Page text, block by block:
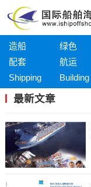
造船 绿色
配套
航运
Shipping
Building
最新文章